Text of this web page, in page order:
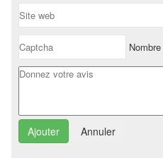
Annuler